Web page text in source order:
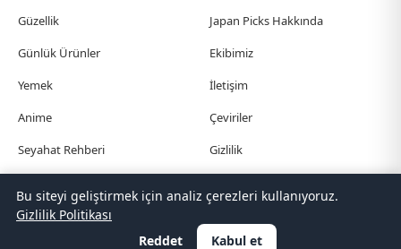
Güzellik
Günlük Ürünler
Yemek
Anime
Seyahat Rehberi
Japan Picks Hakkında
Ekibimiz
İletişim
Çeviriler
Gizlilik
© Japan Picks. All Rights Reserved.
EnglishDeutschEspañol
Bu siteyi geliştirmek için analiz çerezleri kullanıyoruz.
Gizlilik Politikası
Reddet
Kabul et